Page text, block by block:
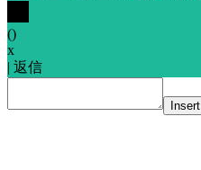
()
x
| 返信
Insert